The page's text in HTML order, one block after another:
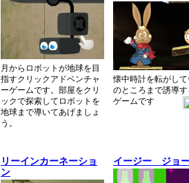
月からロボットが地球を目
指すクリックアドベンチャ
ーゲームです。部屋をクリ
ックで探索してロボットを
地球まで導いてあげましょ
う。
懐中時計を転がし
のところまで誘導
ゲームです
リーインカーネーショ
ン
イージー ジョ